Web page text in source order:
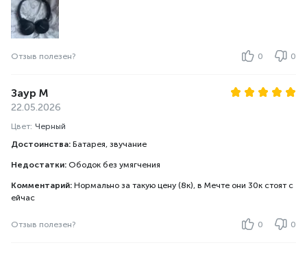
Отзыв полезен? 0 0
Заур М
22.05.2026
Цвет: Черный
Достоинства: Батарея, звучание
Недостатки: Ободок без умягчения
Комментарий: Нормально за такую цену (8к), в Мечте они 30к стоят с
ейчас
Отзыв полезен? 0 0